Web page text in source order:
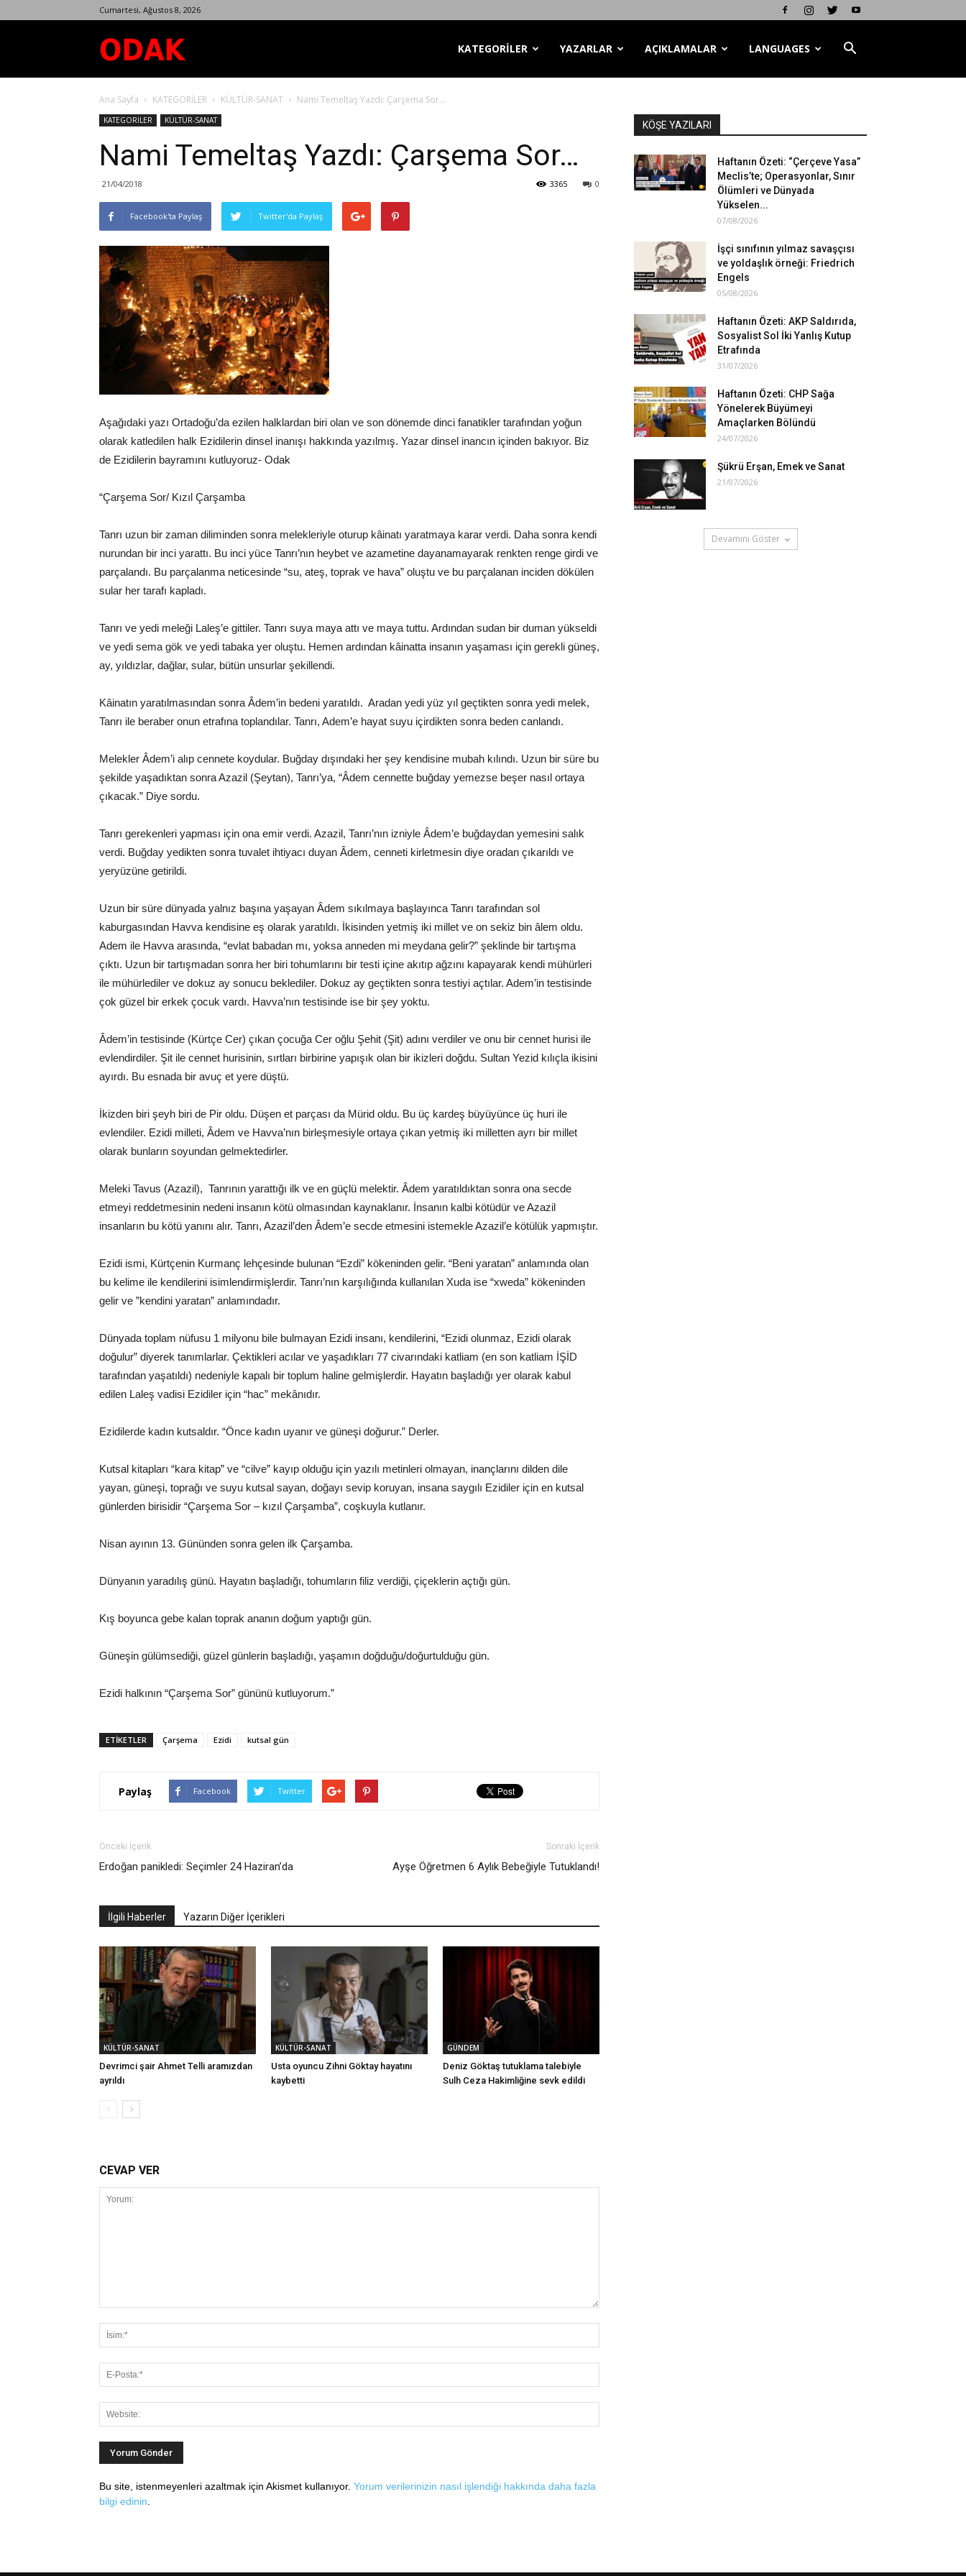
Cumartesi, Ağustos 8, 2026
Dergisi
KATEGORİLER YAZARLAR AÇIKLAMALAR LANGUAGES
Ana Sayfa KATEGORİLER KÜLTÜR-SANAT Nami Temeltaş Yazdı: Çarşema Sor…
KATEGORİLER KÜLTÜR-SANAT
Nami Temeltaş Yazdı: Çarşema Sor…
21/04/2018 0
3365
Facebook'ta Paylaş Twitter'da Paylaş
Aşağıdaki yazı Ortadoğu’da ezilen halklardan biri olan ve son dönemde dinci fanatikler tarafından yoğun
olarak katledilen halk Ezidilerin dinsel inanışı hakkında yazılmış. Yazar dinsel inancın içinden bakıyor. Biz
de Ezidilerin bayramını kutluyoruz- Odak
“Çarşema Sor/ Kızıl Çarşamba
Tanrı uzun bir zaman diliminden sonra melekleriyle oturup kâinatı yaratmaya karar verdi. Daha sonra kendi
nurundan bir inci yarattı. Bu inci yüce Tanrı’nın heybet ve azametine dayanamayarak renkten renge girdi ve
parçalandı. Bu parçalanma neticesinde “su, ateş, toprak ve hava” oluştu ve bu parçalanan inciden dökülen
sular her tarafı kapladı.
Tanrı ve yedi meleği Laleş’e gittiler. Tanrı suya maya attı ve maya tuttu. Ardından sudan bir duman yükseldi
ve yedi sema gök ve yedi tabaka yer oluştu. Hemen ardından kâinatta insanın yaşaması için gerekli güneş,
ay, yıldızlar, dağlar, sular, bütün unsurlar şekillendi.
Kâinatın yaratılmasından sonra Âdem’in bedeni yaratıldı. Aradan yedi yüz yıl geçtikten sonra yedi melek,
Tanrı ile beraber onun etrafına toplandılar. Tanrı, Adem’e hayat suyu içirdikten sonra beden canlandı.
Melekler Âdem’i alıp cennete koydular. Buğday dışındaki her şey kendisine mubah kılındı. Uzun bir süre bu
şekilde yaşadıktan sonra Azazil (Şeytan), Tanrı’ya, “Âdem cennette buğday yemezse beşer nasıl ortaya
çıkacak.” Diye sordu.
Tanrı gerekenleri yapması için ona emir verdi. Azazil, Tanrı’nın izniyle Âdem’e buğdaydan yemesini salık
verdi. Buğday yedikten sonra tuvalet ihtiyacı duyan Âdem, cenneti kirletmesin diye oradan çıkarıldı ve
yeryüzüne getirildi.
Uzun bir süre dünyada yalnız başına yaşayan Âdem sıkılmaya başlayınca Tanrı tarafından sol
kaburgasından Havva kendisine eş olarak yaratıldı. İkisinden yetmiş iki millet ve on sekiz bin âlem oldu.
Adem ile Havva arasında, “evlat babadan mı, yoksa anneden mi meydana gelir?” şeklinde bir tartışma
çıktı. Uzun bir tartışmadan sonra her biri tohumlarını bir testi içine akıtıp ağzını kapayarak kendi mühürleri
ile mühürlediler ve dokuz ay sonucu beklediler. Dokuz ay geçtikten sonra testiyi açtılar. Adem’in testisinde
çok güzel bir erkek çocuk vardı. Havva’nın testisinde ise bir şey yoktu.
Âdem’in testisinde (Kürtçe Cer) çıkan çocuğa Cer oğlu Şehit (Şit) adını verdiler ve onu bir cennet hurisi ile
evlendirdiler. Şit ile cennet hurisinin, sırtları birbirine yapışık olan bir ikizleri doğdu. Sultan Yezid kılıçla ikisini
ayırdı. Bu esnada bir avuç et yere düştü.
İkizden biri şeyh biri de Pir oldu. Düşen et parçası da Mürid oldu. Bu üç kardeş büyüyünce üç huri ile
evlendiler. Ezidi milleti, Âdem ve Havva’nın birleşmesiyle ortaya çıkan yetmiş iki milletten ayrı bir millet
olarak bunların soyundan gelmektedirler.
Meleki Tavus (Azazil), Tanrının yarattığı ilk ve en güçlü melektir. Âdem yaratıldıktan sonra ona secde
etmeyi reddetmesinin nedeni insanın kötü olmasından kaynaklanır. İnsanın kalbi kötüdür ve Azazil
insanların bu kötü yanını alır. Tanrı, Azazil’den Âdem’e secde etmesini istemekle Azazil’e kötülük yapmıştır.
Ezidi ismi, Kürtçenin Kurmanç lehçesinde bulunan “Ezdi” kökeninden gelir. “Beni yaratan” anlamında olan
bu kelime ile kendilerini isimlendirmişlerdir. Tanrı’nın karşılığında kullanılan Xuda ise “xweda” kökeninden
gelir ve ”kendini yaratan” anlamındadır.
Dünyada toplam nüfusu 1 milyonu bile bulmayan Ezidi insanı, kendilerini, “Ezidi olunmaz, Ezidi olarak
doğulur” diyerek tanımlarlar. Çektikleri acılar ve yaşadıkları 77 civarındaki katliam (en son katliam İŞİD
tarafından yaşatıldı) nedeniyle kapalı bir toplum haline gelmişlerdir. Hayatın başladığı yer olarak kabul
edilen Laleş vadisi Ezidiler için “hac” mekânıdır.
Ezidilerde kadın kutsaldır. “Önce kadın uyanır ve güneşi doğurur.” Derler.
Kutsal kitapları “kara kitap” ve “cilve” kayıp olduğu için yazılı metinleri olmayan, inançlarını dilden dile
yayan, güneşi, toprağı ve suyu kutsal sayan, doğayı sevip koruyan, insana saygılı Ezidiler için en kutsal
günlerden birisidir “Çarşema Sor – kızıl Çarşamba”, coşkuyla kutlanır.
Nisan ayının 13. Gününden sonra gelen ilk Çarşamba.
Dünyanın yaradılış günü. Hayatın başladığı, tohumların filiz verdiği, çiçeklerin açtığı gün.
Kış boyunca gebe kalan toprak ananın doğum yaptığı gün.
Güneşin gülümsediği, güzel günlerin başladığı, yaşamın doğduğu/doğurtulduğu gün.
Ezidi halkının “Çarşema Sor” gününü kutluyorum.”
ETIKETLER Çarşema Ezidi kutsal gün
Paylaş Facebook Twitter
Önceki İçerik
Erdoğan panikledi: Seçimler 24 Haziran’da
Sonraki İçerik
Ayşe Öğretmen 6 Aylık Bebeğiyle Tutuklandı!
İlgili Haberler Yazarın Diğer İçerikleri
KÜLTÜR-SANAT
Devrimci şair Ahmet Telli aramızdan
ayrıldı
KÜLTÜR-SANAT
Usta oyuncu Zihni Göktay hayatını
kaybetti
GÜNDEM
Deniz Göktaş tutuklama talebiyle
Sulh Ceza Hakimliğine sevk edildi
CEVAP VER
Bu site, istenmeyenleri azaltmak için Akismet kullanıyor. Yorum verilerinizin nasıl işlendiği hakkında daha fazla
bilgi edinin
KÖŞE YAZILARI
Haftanın Özeti: “Çerçeve Yasa”
Meclis’te; Operasyonlar, Sınır
Ölümleri ve Dünyada
Yükselen...
07/08/2026
İşçi sınıfının yılmaz savaşçısı
ve yoldaşlık örneği: Friedrich
Engels
05/08/2026
Haftanın Özeti: AKP Saldırıda,
Sosyalist Sol İki Yanlış Kutup
Etrafında
31/07/2026
Haftanın Özeti: CHP Sağa
Yönelerek Büyümeyi
Amaçlarken Bölündü
24/07/2026
Şükrü Erşan, Emek ve Sanat
21/07/2026
Devamını Göster